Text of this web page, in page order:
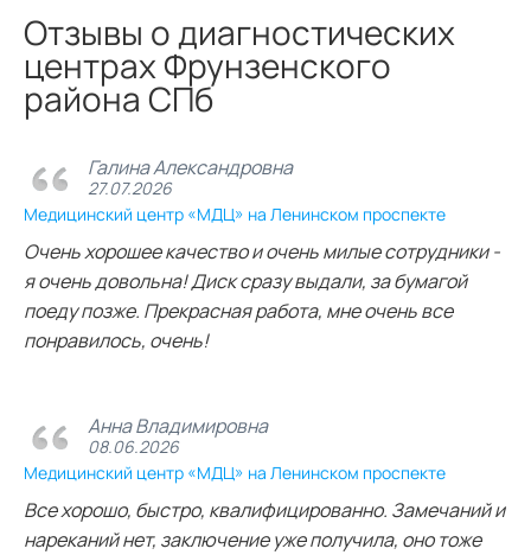
Отзывы о диагностических
центрах Фрунзенского
района СПб
Галина Александровна
27.07.2026
Медицинский центр «МДЦ» на Ленинском проспекте
Очень хорошее качество и очень милые сотрудники -
я очень довольна! Диск сразу выдали, за бумагой
поеду позже. Прекрасная работа, мне очень все
понравилось, очень!
Анна Владимировна
08.06.2026
Медицинский центр «МДЦ» на Ленинском проспекте
Все хорошо, быстро, квалифицированно. Замечаний и
нареканий нет, заключение уже получила, оно тоже